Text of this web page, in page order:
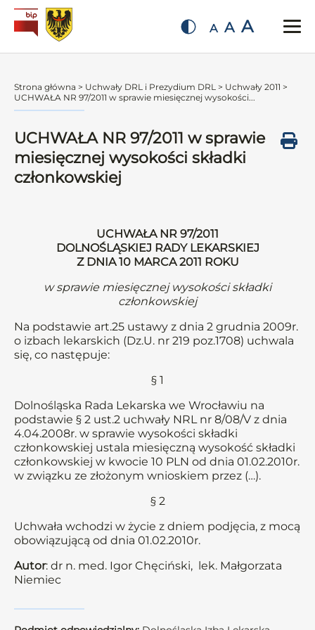
A A A
Strona główna > Uchwały DRL i Prezydium DRL > Uchwały 2011 >
UCHWAŁA NR 97/2011 w sprawie miesięcznej wysokości...
UCHWAŁA NR 97/2011 w sprawie
miesięcznej wysokości składki
członkowskiej
UCHWAŁA NR 97/2011
DOLNOŚLĄSKIEJ RADY LEKARSKIEJ
Z DNIA 10 MARCA 2011 ROKU
w sprawie miesięcznej wysokości składki
członkowskiej
Na podstawie art.25 ustawy z dnia 2 grudnia 2009r.
o izbach lekarskich (Dz.U. nr 219 poz.1708) uchwala
się, co następuje:
§ 1
Dolnośląska Rada Lekarska we Wrocławiu na
podstawie § 2 ust.2 uchwały NRL nr 8/08/V z dnia
4.04.2008r. w sprawie wysokości składki
członkowskiej ustala miesięczną wysokość składki
członkowskiej w kwocie 10 PLN od dnia 01.02.2010r.
w związku ze złożonym wnioskiem przez (…).
§ 2
Uchwała wchodzi w życie z dniem podjęcia, z mocą
obowiązującą od dnia 01.02.2010r.
Autor: dr n. med. Igor Chęciński, lek. Małgorzata
Niemiec